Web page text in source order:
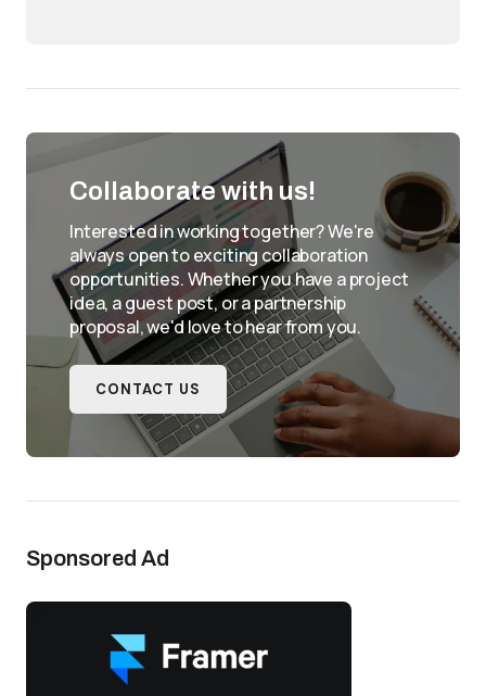
Collaborate with us!
Interested in working together? We're
always open to exciting collaboration
opportunities. Whether you have a project
idea, a guest post, or a partnership
proposal, we'd love to hear from you.
CONTACT US
Sponsored Ad